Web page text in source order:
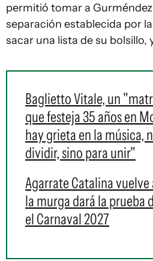
permitió tomar a
separación establecida por
sacar una lista de su bolsillo,
Baglietto Vitale, un
que festeja 35 años en
hay grieta en la música,
dividir, sino para unir"
Agarrate Catalina
la murga dará la prueba
el Carnaval 2027